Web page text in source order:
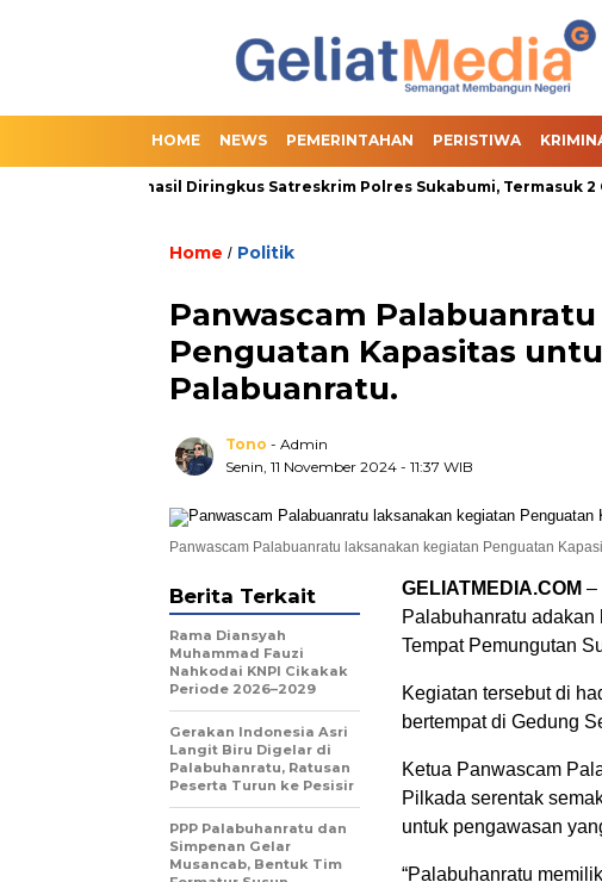
HOME NEWS PEMERINTAHAN PERISTIWA
Slot Berhasil Diringkus Satreskrim Polres Sukabumi, Termasuk 2
Home / Politik
Panwascam
Penguatan Kapasitas
Palabuanratu.
Tono - Admin
Senin, 11 November 2024 - 11:37 WIB
Panwascam Palabuanratu laksanakan kegiatan Penguatan
GELIATMEDIA.COM –
Palabuhanratu
Tempat Pemungutan
Kegiatan tersebut di
bertempat di Gedung
Ketua Panwascam
Pilkada serentak
untuk pengawasan
“Palabuhanratu
Berita Terkait
Rama Diansyah
Muhammad Fauzi
Nahkodai KNPI Cikakak
Periode 2026–2029
Gerakan Indonesia Asri
Langit Biru Digelar di
Palabuhanratu, Ratusan
Peserta Turun ke Pesisir
PPP Palabuhanratu dan
Simpenan Gelar
Musancab, Bentuk Tim